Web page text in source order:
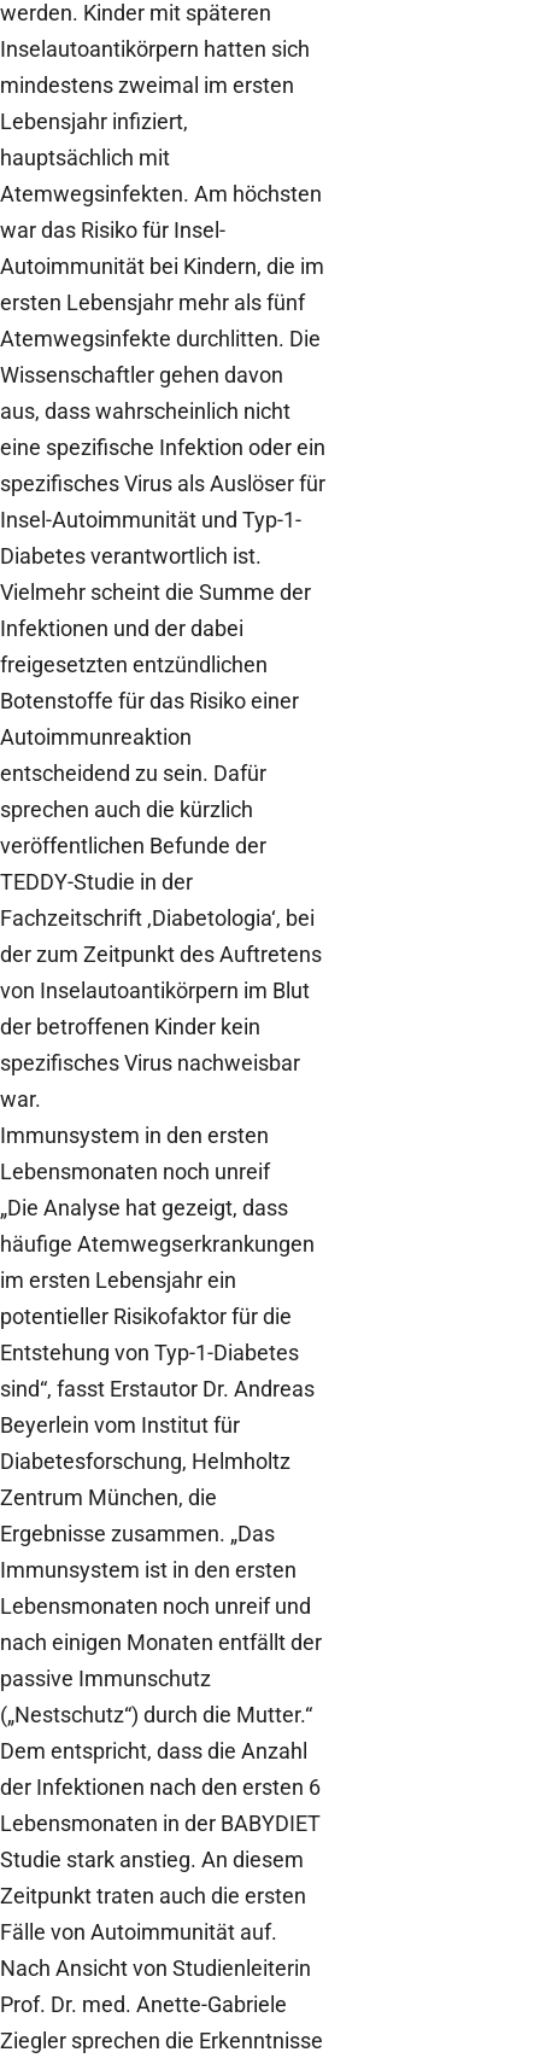
werden. Kinder mit späteren
Inselautoantikörpern hatten sich
mindestens zweimal im ersten
Lebensjahr infiziert,
hauptsächlich mit
Atemwegsinfekten. Am höchsten
war das Risiko für Insel-
Autoimmunität bei Kindern, die im
ersten Lebensjahr mehr als fünf
Atemwegsinfekte durchlitten. Die
Wissenschaftler gehen davon
aus, dass wahrscheinlich nicht
eine spezifische Infektion oder ein
spezifisches Virus als Auslöser für
Insel-Autoimmunität und Typ-1-
Diabetes verantwortlich ist.
Vielmehr scheint die Summe der
Infektionen und der dabei
freigesetzten entzündlichen
Botenstoffe für das Risiko einer
Autoimmunreaktion
entscheidend zu sein. Dafür
sprechen auch die kürzlich
veröffentlichen Befunde der
TEDDY-Studie in der
Fachzeitschrift ‚Diabetologia‘, bei
der zum Zeitpunkt des Auftretens
von Inselautoantikörpern im Blut
der betroffenen Kinder kein
spezifisches Virus nachweisbar
war.
Immunsystem in den ersten
Lebensmonaten noch unreif
„Die Analyse hat gezeigt, dass
häufige Atemwegserkrankungen
im ersten Lebensjahr ein
potentieller Risikofaktor für die
Entstehung von Typ-1-Diabetes
sind“, fasst Erstautor Dr. Andreas
Beyerlein vom Institut für
Diabetesforschung, Helmholtz
Zentrum München, die
Ergebnisse zusammen. „Das
Immunsystem ist in den ersten
Lebensmonaten noch unreif und
nach einigen Monaten entfällt der
passive Immunschutz
(„Nestschutz“) durch die Mutter.“
Dem entspricht, dass die Anzahl
der Infektionen nach den ersten 6
Lebensmonaten in der BABYDIET
Studie stark anstieg. An diesem
Zeitpunkt traten auch die ersten
Fälle von Autoimmunität auf.
Nach Ansicht von Studienleiterin
Prof. Dr. med. Anette-Gabriele
Ziegler sprechen die Erkenntnisse